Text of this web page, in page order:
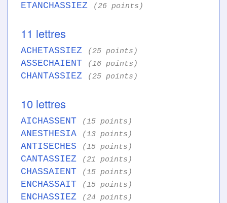
ETANCHASSIEZ (26 points)
11 lettres
ACHETASSIEZ (25 points)
ASSECHAIENT (16 points)
CHANTASSIEZ (25 points)
10 lettres
AICHASSENT (15 points)
ANESTHESIA (13 points)
ANTISECHES (15 points)
CANTASSIEZ (21 points)
CHASSAIENT (15 points)
ENCHASSAIT (15 points)
ENCHASSIEZ (24 points)